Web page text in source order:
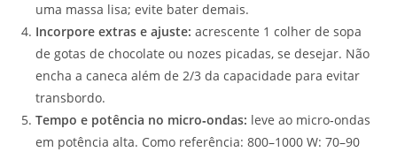
uma massa lisa; evite bater demais.
Incorpore extras e ajuste: acrescente 1 colher de sopa
de gotas de chocolate ou nozes picadas, se desejar. Não
encha a caneca além de 2/3 da capacidade para evitar
transbordo.
Tempo e potência no micro‑ondas: leve ao micro‑ondas
em potência alta. Como referência: 800–1000 W: 70–90